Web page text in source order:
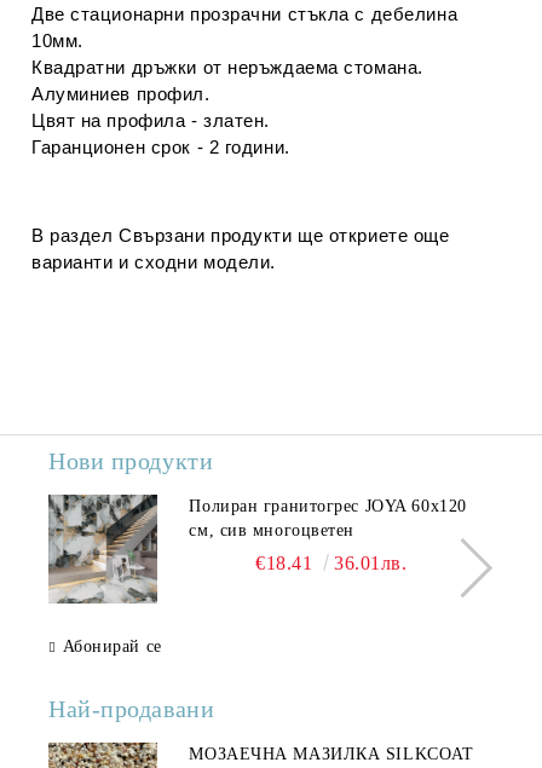
Две стационарни прозрачни стъкла с дебелина
10мм.
Квадратни дръжки от неръждаема стомана.
Алуминиев профил.
Цвят на профила - златен.
Гаранционен срок - 2 години.
В разделСвързани продукти ще откриете още
варианти и сходни модели.
Нови продукти
Полиран гранитогрес JOYA 60x120
см, сив многоцветен
€18.41 36.01лв.
Абонирай се
Най-продавани
МОЗАЕЧНА МАЗИЛКА SILKCOAT